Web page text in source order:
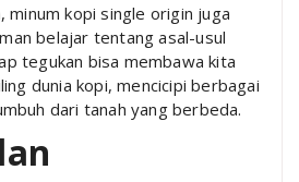
minum kopi single origin juga
belajar tentang asal-usul
tegukan bisa membawa kita
dunia kopi, mencicipi berbagai
dari tanah yang berbeda.